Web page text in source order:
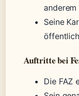
Seine
Auftritte bei
Die FAZ